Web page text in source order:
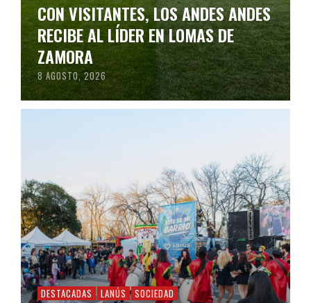
CON VISITANTES, LOS ANDES ANDES
RECIBE AL LÍDER EN LOMAS DE
ZAMORA
8 AGOSTO, 2026
DESTACADAS LANÚS SOCIEDAD